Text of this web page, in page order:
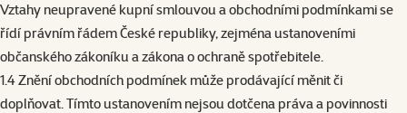
Vztahy neupravené kupní smlouvou a obchodními podmínkami se
řídí právním řádem České republiky, zejména ustanoveními
občanského zákoníku a zákona o ochraně spotřebitele.
1.4 Znění obchodních podmínek může prodávající měnit či
doplňovat. Tímto ustanovením nejsou dotčena práva a povinnosti